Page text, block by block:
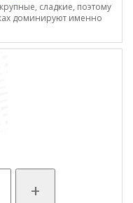
сладкие, поэтому
доминируют именно
+